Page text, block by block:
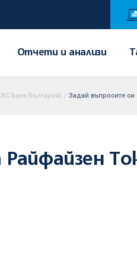
Отчети и анализи
Банк България) / Задай въпросите си
Райфайзен